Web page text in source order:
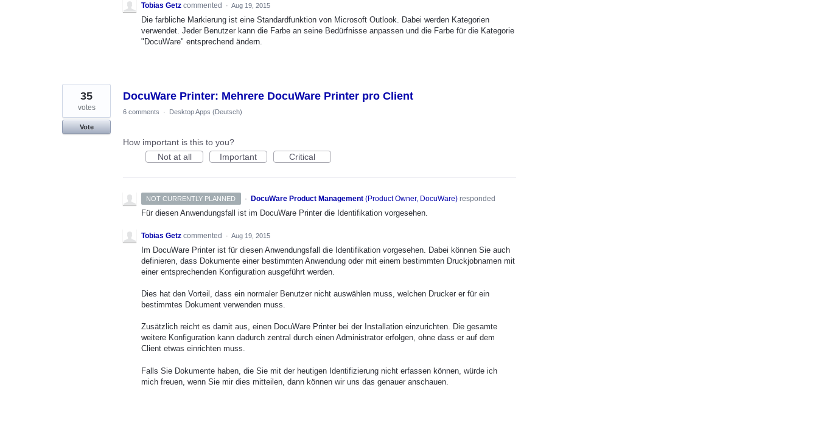
Tobias Getz commented · Aug 19, 2015
Die farbliche Markierung ist eine Standardfunktion von Microsoft Outlook. Dabei werden Kategorien
verwendet. Jeder Benutzer kann die Farbe an seine Bedürfnisse anpassen und die Farbe für die Kategorie
"DocuWare" entsprechend ändern.
DocuWare Printer: Mehrere DocuWare Printer pro Client
35
votes
Vote
6 comments · Desktop Apps (Deutsch)
How important is this to you?
Not at all
Important Critical
NOT CURRENTLY PLANNED · DocuWare Product Management (Product Owner, DocuWare)responded
Für diesen Anwendungsfall ist im DocuWare Printer die Identifikation vorgesehen.
Tobias Getz commented · Aug 19, 2015
Im DocuWare Printer ist für diesen Anwendungsfall die Identifikation vorgesehen. Dabei können Sie auch
definieren, dass Dokumente einer bestimmten Anwendung oder mit einem bestimmten Druckjobnamen mit
einer entsprechenden Konfiguration ausgeführt werden.
Dies hat den Vorteil, dass ein normaler Benutzer nicht auswählen muss, welchen Drucker er für ein
bestimmtes Dokument verwenden muss.
Zusätzlich reicht es damit aus, einen DocuWare Printer bei der Installation einzurichten. Die gesamte
weitere Konfiguration kann dadurch zentral durch einen Administrator erfolgen, ohne dass er auf dem
Client etwas einrichten muss.
Falls Sie Dokumente haben, die Sie mit der heutigen Identifizierung nicht erfassen können, würde ich
mich freuen, wenn Sie mir dies mitteilen, dann können wir uns das genauer anschauen.